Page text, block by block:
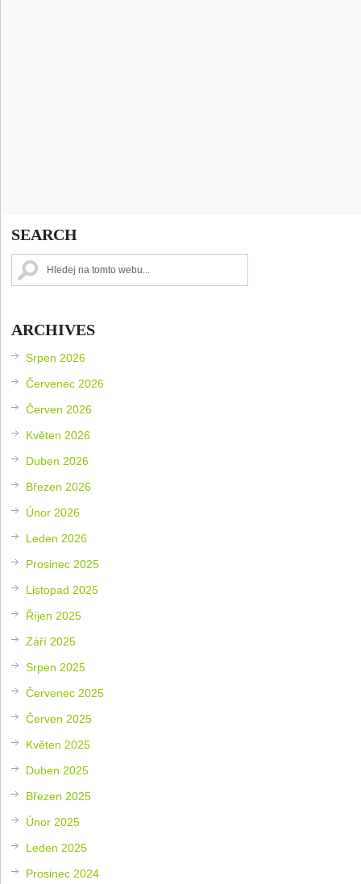
SEARCH
ARCHIVES
Srpen 2026
Červenec 2026
Červen 2026
Květen 2026
Duben 2026
Březen 2026
Únor 2026
Leden 2026
Prosinec 2025
Listopad 2025
Říjen 2025
Září 2025
Srpen 2025
Červenec 2025
Červen 2025
Květen 2025
Duben 2025
Březen 2025
Únor 2025
Leden 2025
Prosinec 2024